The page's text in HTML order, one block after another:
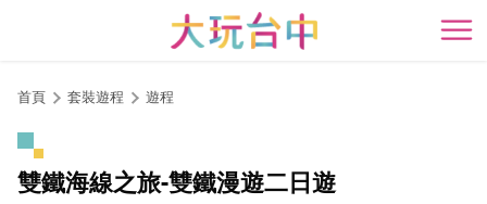
開
首頁 套裝遊程 遊程
雙鐵海線之旅-雙鐵漫遊二日遊